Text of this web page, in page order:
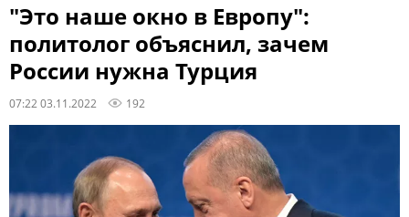
"Это наше окно в Европу":
политолог объяснил, зачем
России нужна Турция
07:22 03.11.2022 192